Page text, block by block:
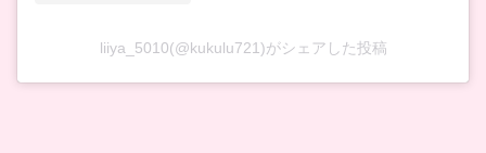
liiya_5010(@kukulu721)がシェアした投稿